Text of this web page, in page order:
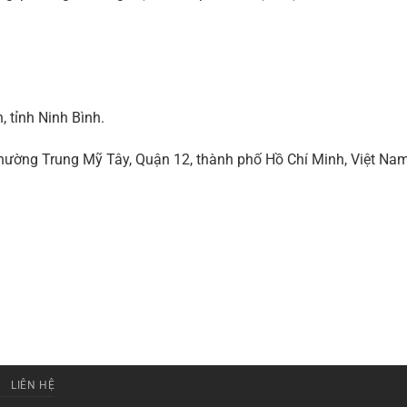
tỉnh Ninh Bình.
Trung Mỹ Tây, Quận 12, thành phố Hồ Chí Minh, Việt
LIÊN HỆ